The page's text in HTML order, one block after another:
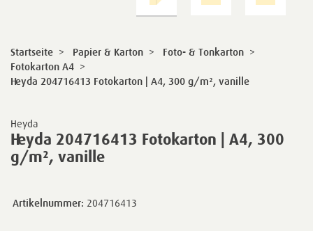
Heyda
Heyda 204716413 Fotokarton | A4, 300
g/m², vanille
Startseite > Papier & Karton > Foto- & Tonkarton >
Fotokarton A4 >
Heyda 204716413 Fotokarton | A4, 300 g/m², vanille
Artikelnummer: 204716413